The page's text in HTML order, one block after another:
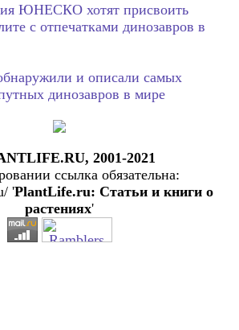
ЮНЕСКО хотят присвоить
с отпечатками динозавров в
и описали самых
динозавров в мире
2001-2021
ссылка обязательна:
'PlantLife.ru: Статьи и книги о
растениях'